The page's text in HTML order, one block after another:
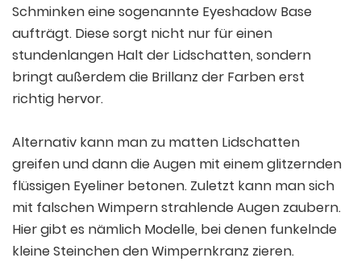
Schminken eine sogenannte Eyeshadow Base
aufträgt. Diese sorgt nicht nur für einen
stundenlangen Halt der Lidschatten, sondern
bringt außerdem die Brillanz der Farben erst
richtig hervor.
Alternativ kann man zu matten Lidschatten
greifen und dann die Augen mit einem glitzernden
flüssigen Eyeliner betonen. Zuletzt kann man sich
mit falschen Wimpern strahlende Augen zaubern.
Hier gibt es nämlich Modelle, bei denen funkelnde
kleine Steinchen den Wimpernkranz zieren.